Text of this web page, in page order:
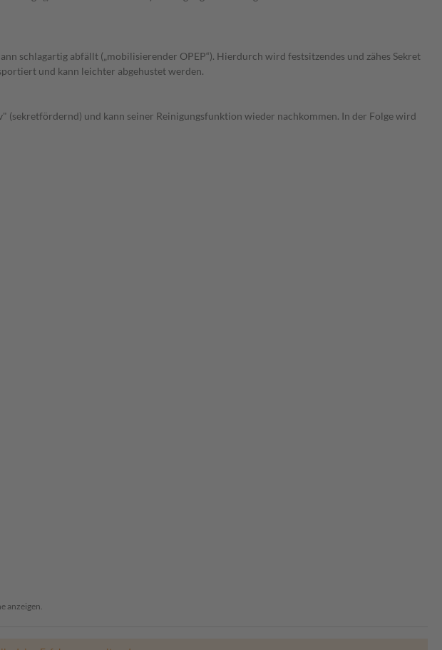
schlagartig abfällt („mobilisierender OPEP“). Hierdurch wird festsitzendes und zähes Sekret
und kann leichter abgehustet werden.
und kann seiner Reinigungsfunktion wieder nachkommen. In der Folge wird
anzeigen.